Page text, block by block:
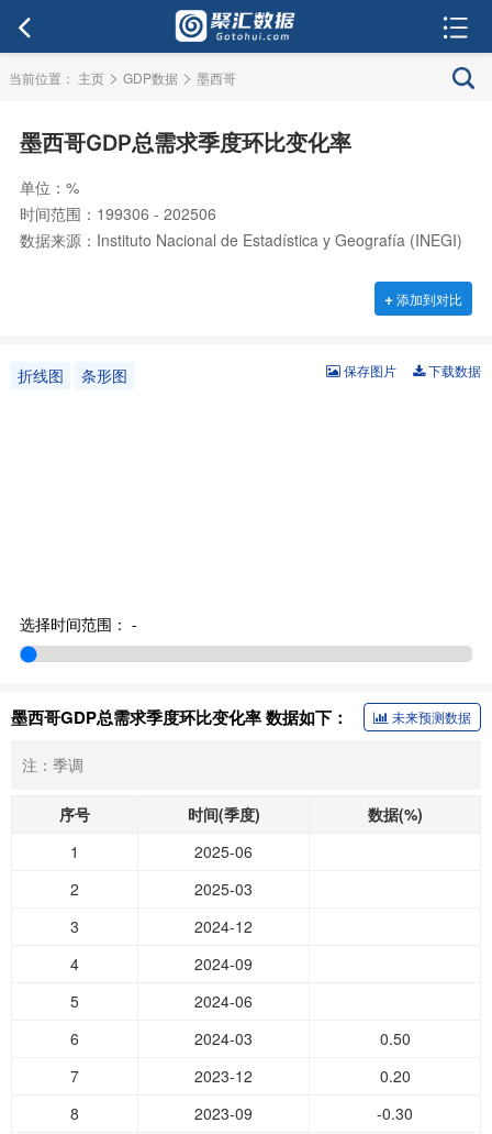
当前位置： 主页 > GDP数据 > 墨西哥
墨西哥GDP总需求季度环比变化率
单位：%
时间范围：199306 - 202506
数据来源：Instituto Nacional de Estadística y Geografía (INEGI)
+添加到对比
折线图 条形图 下载数据
保存图片
选择时间范围： -
墨西哥GDP总需求季度环比变化率 数据如下： 未来预测数据
注：季调
序号 时间(季度)
数据(%)
1
2025-06
2
2025-03
3
2024-12
4
2024-09
5
2024-06
6
2024-03
0.50
7
2023-12
0.20
8
2023-09
-0.30